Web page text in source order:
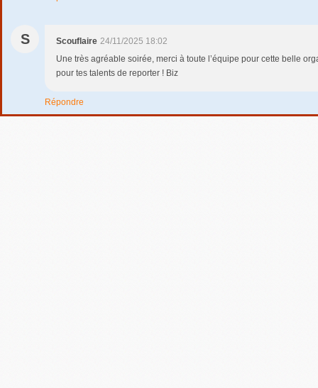
S Scouflaire 24/11/2025 18:02
Une très agréable soirée, merci à toute l’équipe pour cette belle
pour tes talents de reporter ! Biz
Répondre